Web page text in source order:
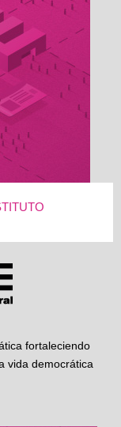
fortaleciendo
vida democrática